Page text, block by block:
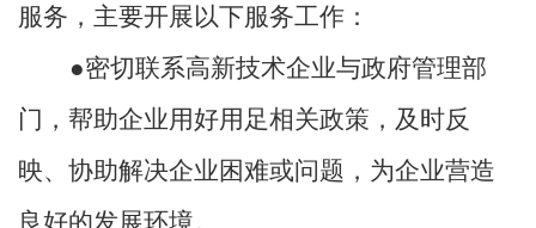
服务，主要开展以下服务工作：
●密切联系高新技术企业与政府管理部
门，帮助企业用好用足相关政策，及时反
映、协助解决企业困难或问题，为企业营造
良好的发展环境。